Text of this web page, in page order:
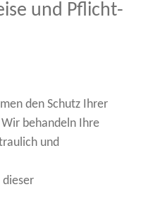
und Pflicht­
den Schutz Ihrer
behandeln Ihre
und